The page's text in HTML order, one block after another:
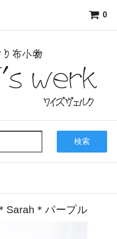
0
検索
Sarah＊パープル